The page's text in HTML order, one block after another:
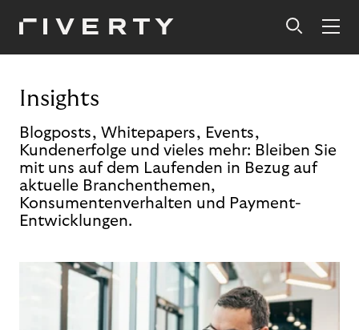
Insights
Blogposts, Whitepapers, Events,
Kundenerfolge und vieles mehr: Bleiben Sie
mit uns auf dem Laufenden in Bezug auf
aktuelle Branchenthemen,
Konsumentenverhalten und Payment-
Entwicklungen.